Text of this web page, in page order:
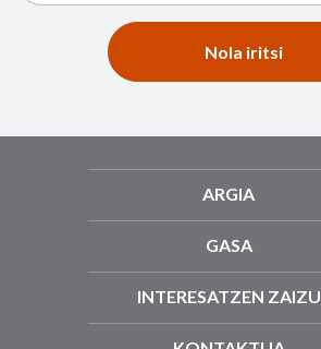
Nola iritsi
ARGIA
GASA
INTERESATZEN ZAIZU